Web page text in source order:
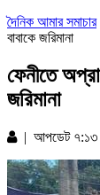
দৈনিক আমার সমাচার
বাবাকে জরিমানা
ফেনীতে
জরিমানা
| আপডেট ৭:১৩